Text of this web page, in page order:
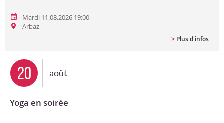
Mardi 11.08.2026 19:00
Arbaz
> Plus d'infos
20 août
Yoga en soirée